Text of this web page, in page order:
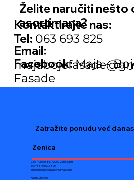
Želite naručiti nešto
asortimana?
Kontaktirajte nas:
Tel: 063 693 825
Email:
Facebook:Maja -
Fasade
Zatražite ponudu već
Ćire Truhleke 8c, 72000 Zenica, BiH
Tel: +387 63 693 825
Email:majabojefasade@gmail.com
Radno vrijeme:
Zenica